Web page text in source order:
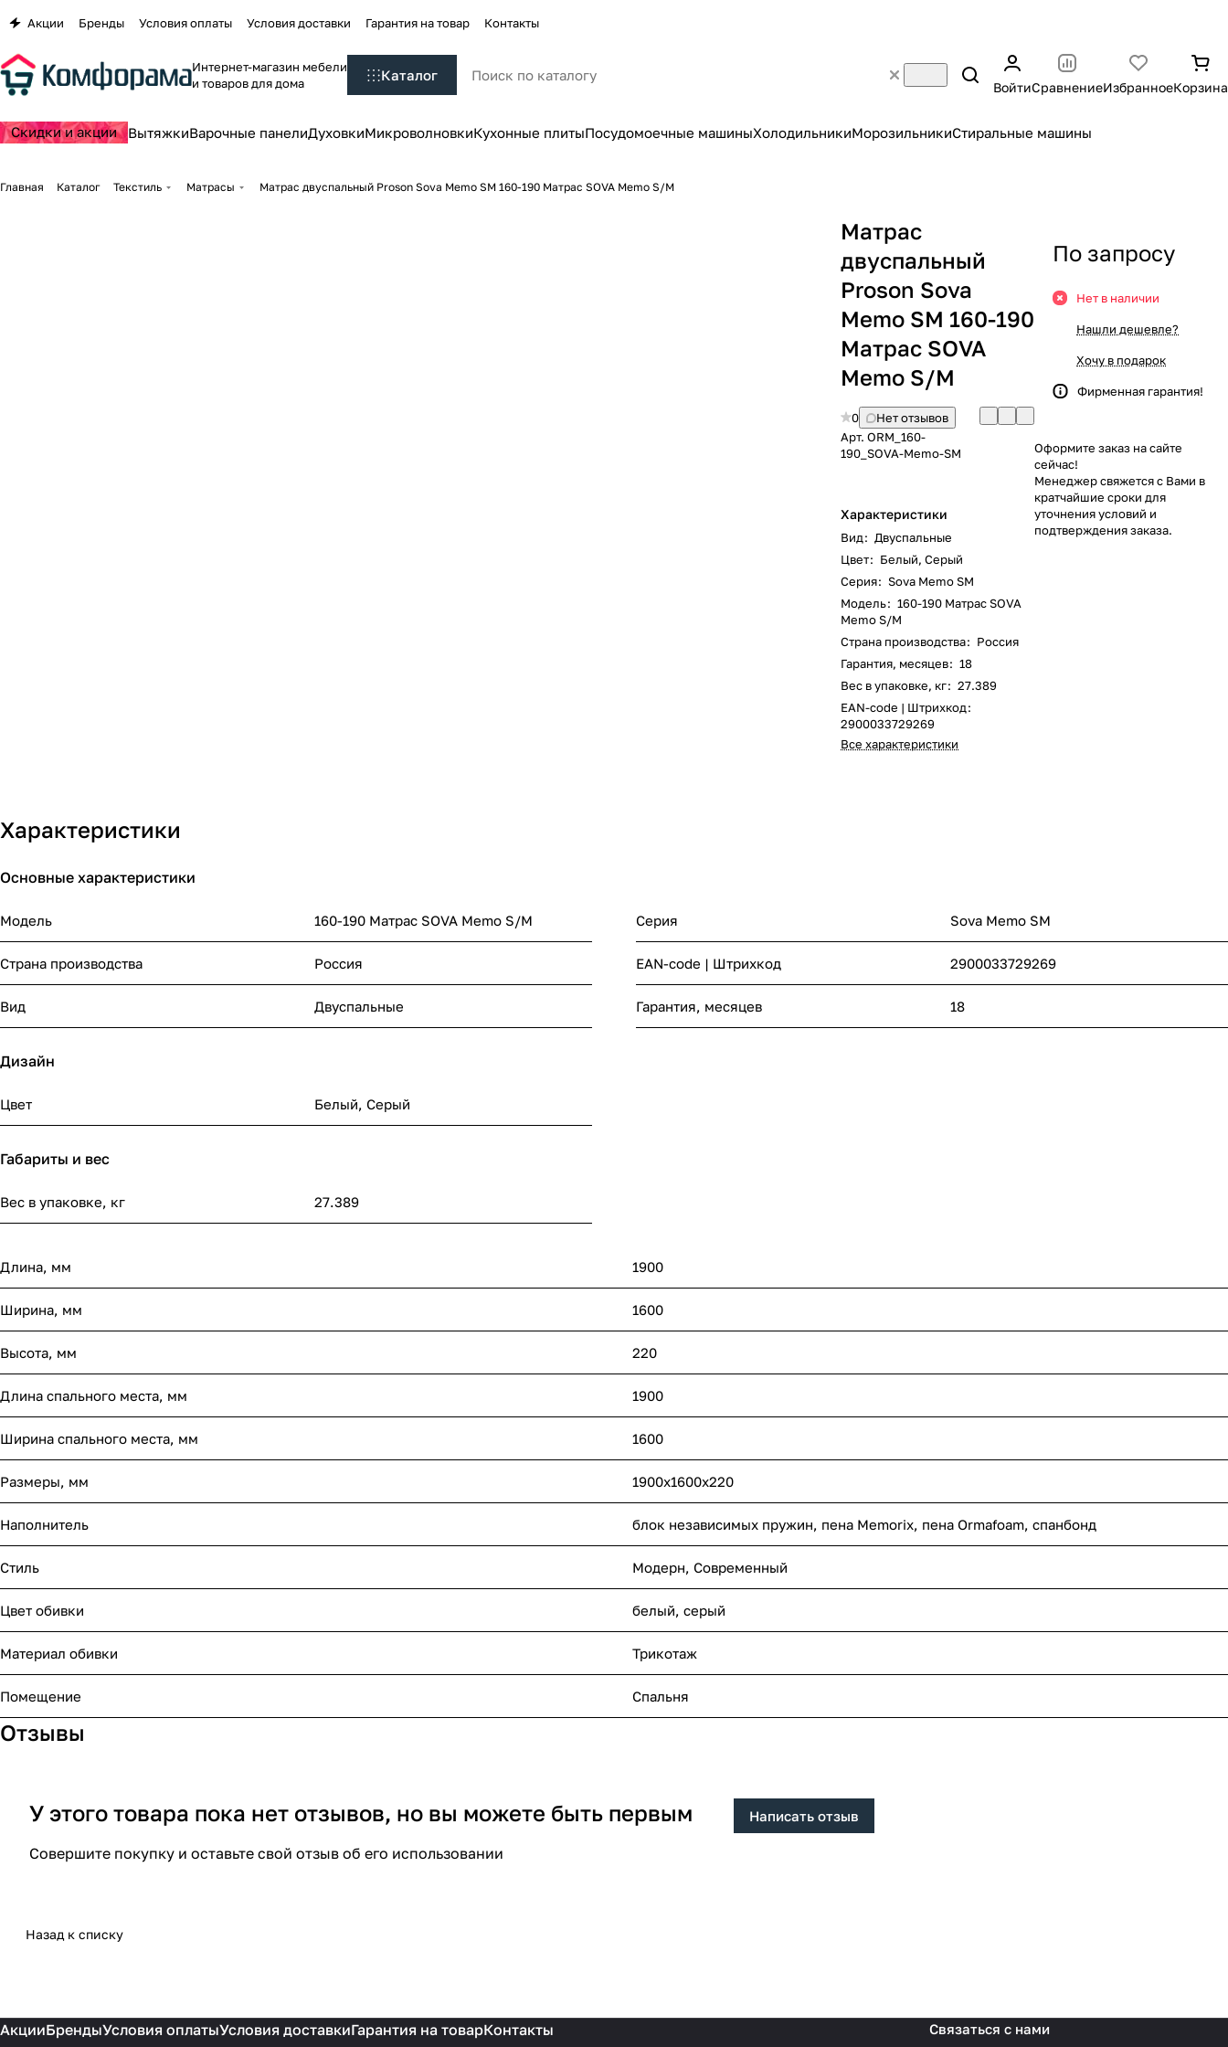
Акции Бренды Условия оплаты Условия доставки Гарантия на товар Контакты
Интернет-магазин мебели
и товаров для дома
Каталог
ВойтиСравнениеИзбранноеКорзина
Скидки и акции ВытяжкиВарочные панелиДуховкиМикроволновкиКухонные плитыПосудомоечные машиныХолодильникиМорозильникиСтиральные машины
Главная Каталог Текстиль Матрасы Матрас двуспальный Proson Sova Memo SM 160-190 Матрас SOVA Memo S/M
Матрас
двуспальный
Proson Sova
Memo SM 160-190
Матрас SOVA
Memo S/M
0
Нет отзывов
Арт. ORM_160-
190_SOVA-Memo-SM
Характеристики
Вид: Двуспальные
Цвет: Белый, Серый
Серия: Sova Memo SM
Модель: 160-190 Матрас SOVA
Memo S/M
Страна производства: Россия
Гарантия, месяцев: 18
Вес в упаковке, кг: 27.389
EAN-code | Штрихкод:
2900033729269
Все характеристики
По запросу
Нет в наличии
Нашли дешевле?
Хочу в подарок
Фирменная гарантия!
Оформите заказ на сайте
сейчас!
Менеджер свяжется с Вами в
кратчайшие сроки для
уточнения условий и
подтверждения заказа.
Характеристики
Основные характеристики
Модель 160-190 Матрас SOVA Memo S/M Серия Sova Memo SM
Страна производства Россия EAN-code | Штрихкод 2900033729269
Вид Двуспальные Гарантия, месяцев 18
Дизайн
Цвет Белый, Серый
Габариты и вес
Вес в упаковке, кг 27.389
Длина, мм 1900
Ширина, мм 1600
Высота, мм 220
Длина спального места, мм 1900
Ширина спального места, мм 1600
Размеры, мм 1900x1600x220
Наполнитель блок независимых пружин, пена Memorix, пена Ormafoam, спанбонд
Стиль Модерн, Современный
Цвет обивки белый, серый
Материал обивки Трикотаж
Помещение Спальня
Отзывы
У этого товара пока нет отзывов, но вы можете быть первым
Совершите покупку и оставьте свой отзыв об его использовании
Написать отзыв
Назад к списку
АкцииБрендыУсловия оплатыУсловия доставкиГарантия на товарКонтакты Связаться с нами